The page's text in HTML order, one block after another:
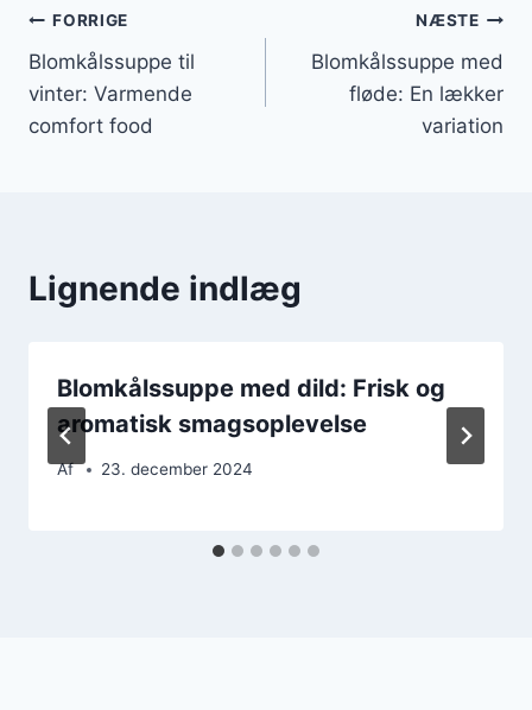
Indlægsnavigation
FORRIGE
Blomkålssuppe til
vinter: Varmende
comfort food
NÆSTE
Blomkålssuppe med
fløde: En lækker
variation
Lignende indlæg
Blomkålssuppe med dild: Frisk og
aromatisk smagsoplevelse
Af 23. december 2024